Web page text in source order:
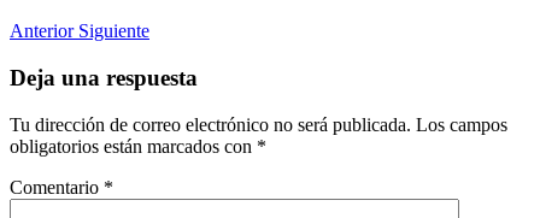
Anterior Siguiente
Deja una respuesta
Tu dirección de correo electrónico no será publicada. Los campos
obligatorios están marcados con *
Comentario *